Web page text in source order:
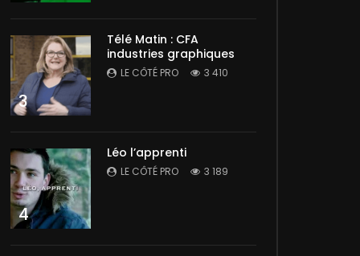
3
Télé Matin : CFA
industries graphiques
LE CÔTÉ PRO 3 410
4
Léo l’apprenti
LE CÔTÉ PRO 3 189